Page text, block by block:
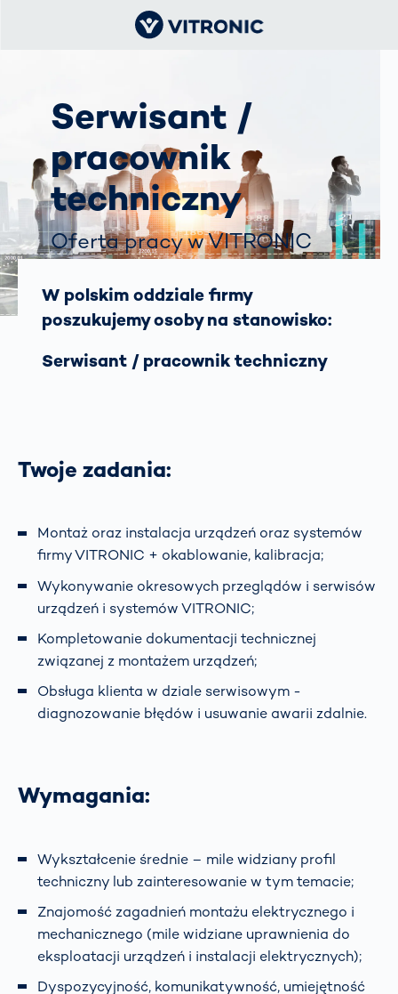
Serwisant /
pracownik
techniczny
Oferta pracy w VITRONIC
W polskim oddziale firmy
poszukujemy osoby na stanowisko:
Serwisant / pracownik techniczny
Twoje zadania:
Montaż oraz instalacja urządzeń oraz systemów
firmy VITRONIC + okablowanie, kalibracja;
Wykonywanie okresowych przeglądów i serwisów
urządzeń i systemów VITRONIC;
Kompletowanie dokumentacji technicznej
związanej z montażem urządzeń;
Obsługa klienta w dziale serwisowym -
diagnozowanie błędów i usuwanie awarii zdalnie.
Wymagania:
Wykształcenie średnie – mile widziany profil
techniczny lub zainteresowanie w tym temacie;
Znajomość zagadnień montażu elektrycznego i
mechanicznego (mile widziane uprawnienia do
eksploatacji urządzeń i instalacji elektrycznych);
Dyspozycyjność, komunikatywność, umiejętność